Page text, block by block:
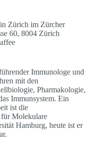
Zürich im Zürcher
60, 8004 Zürich
Immunologe und
mit den
Pharmakologie,
Immunsystem. Ein
ist die
Molekulare
Hamburg, heute ist er